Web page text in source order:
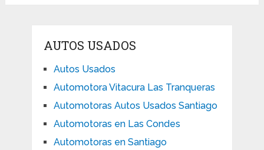
AUTOS USADOS
Autos Usados
Automotora Vitacura Las Tranqueras
Automotoras Autos Usados Santiago
Automotoras en Las Condes
Automotoras en Santiago